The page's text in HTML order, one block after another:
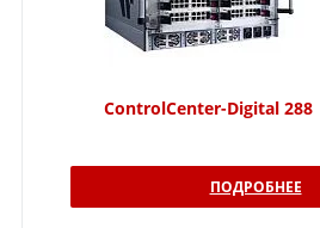
ControlCenter-Digital 288
ПОДРОБНЕЕ